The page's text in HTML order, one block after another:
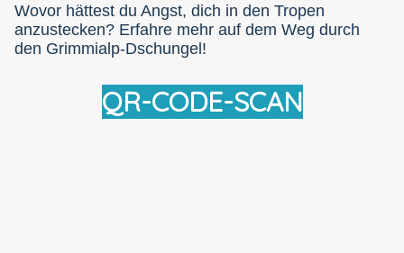
Wovor hättest du Angst, dich in den Tropen
anzustecken? Erfahre mehr auf dem Weg durch
den Grimmialp-Dschungel!
QR-CODE-SCAN